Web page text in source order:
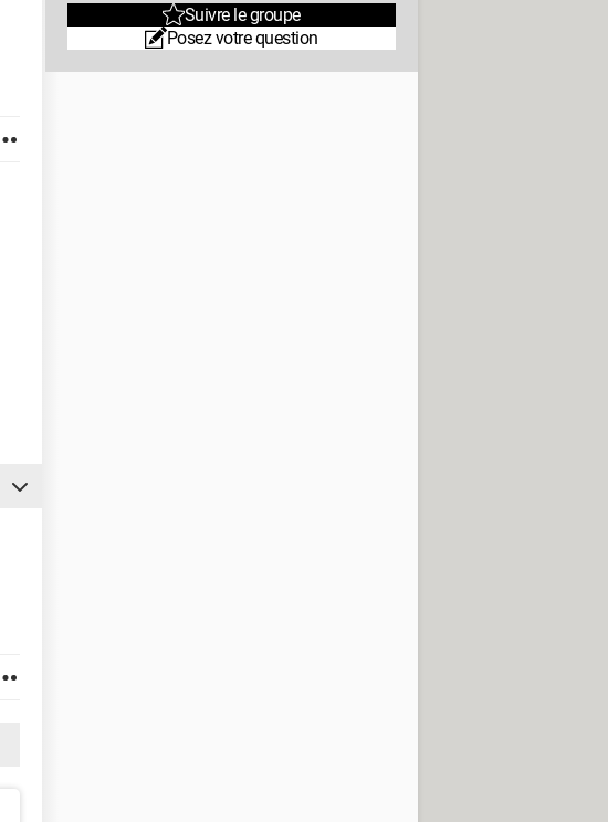
Suivre le groupe
Posez votre question